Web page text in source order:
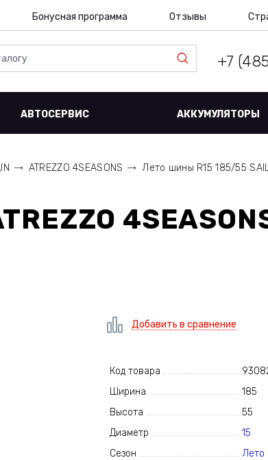
Бонусная программа Отзывы
+7
АВТОСЕРВИС АККУМУЛЯТОРЫ
ATREZZO 4SEASONS Лето шины R15 185/55
Добавить в сравнение
Код товара
Ширина
185
Высота
55
Диаметр
15
Сезон
Лето